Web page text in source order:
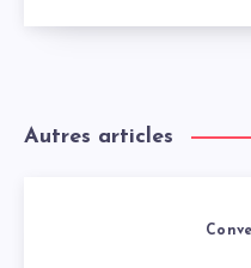
Autres articles